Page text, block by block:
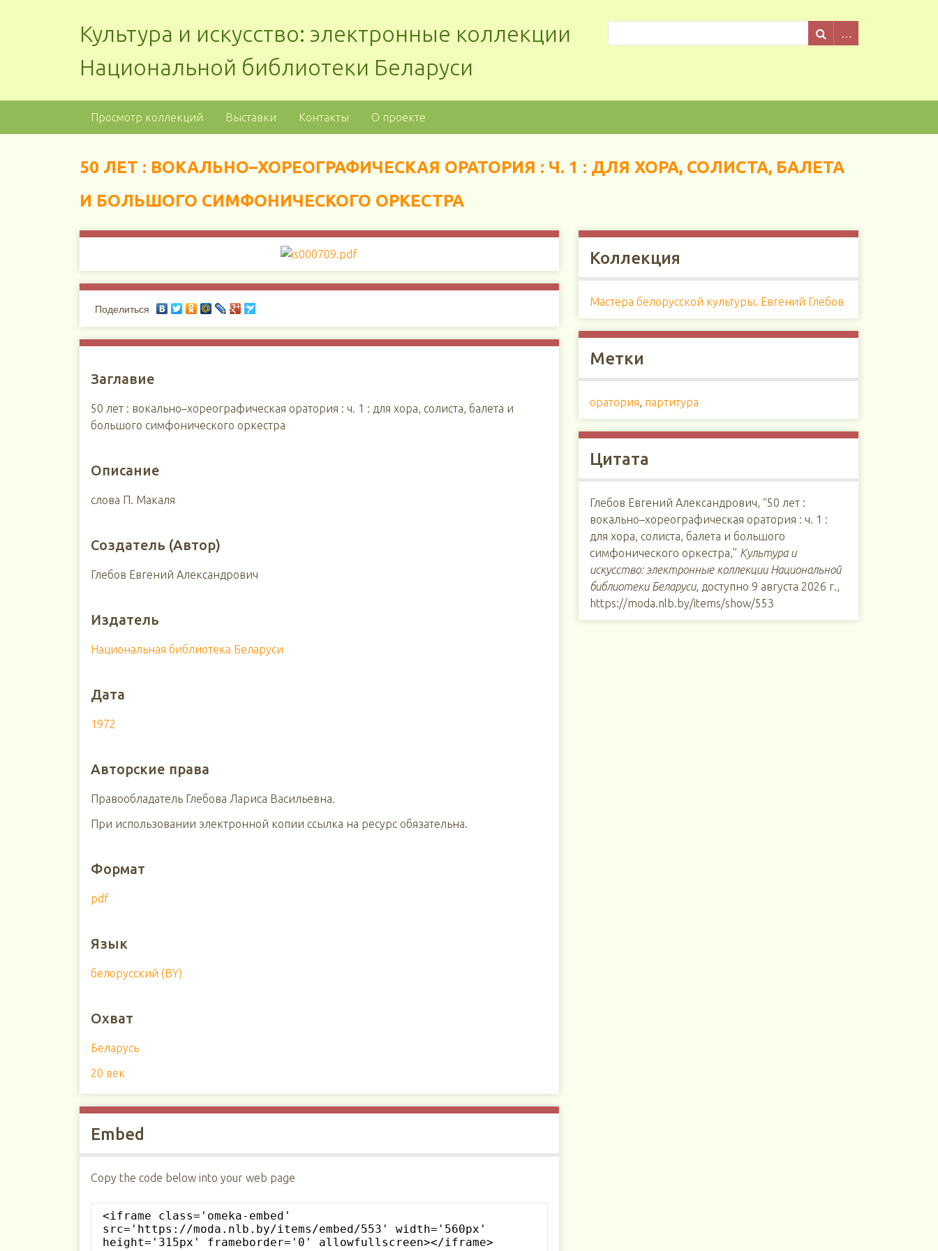
Культура и искусство: электронные коллекции
Национальной библиотеки Беларуси
Просмотр коллекций Выставки Контакты О проекте
50 ЛЕТ : ВОКАЛЬНО–ХОРЕОГРАФИЧЕСКАЯ ОРАТОРИЯ : Ч. 1 : ДЛЯ ХОРА, СОЛИСТА, БАЛЕТА
И БОЛЬШОГО СИМФОНИЧЕСКОГО ОРКЕСТРА
Поделиться
Заглавие
50 лет : вокально–хореографическая оратория : ч. 1 : для хора, солиста, балета и
большого симфонического оркестра
Описание
слова П. Макаля
Создатель (Автор)
Глебов Евгений Александрович
Издатель
Национальная библиотека Беларуси
Дата
1972
Авторские права
Правообладатель Глебова Лариса Васильевна.
При использовании электронной копии ссылка на ресурс обязательна.
Формат
pdf
Язык
белорусский (BY)
Охват
Беларусь
20 век
Embed
Copy the code below into your web page
Коллекция
Мастера белорусской культуры. Евгений Глебов
Метки
оратория, партитура
Цитата
Глебов Евгений Александрович, “50 лет :
вокально–хореографическая оратория : ч. 1 :
для хора, солиста, балета и большого
симфонического оркестра,” Культура и
искусство: электронные коллекции Национальной
библиотеки Беларуси, доступно 9 августа 2026 г.,
https://moda.nlb.by/items/show/553